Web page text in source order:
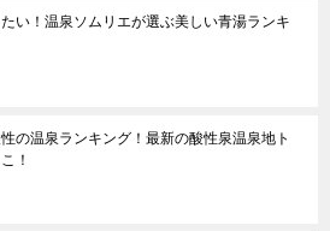
い！温泉ソムリエが選ぶ美しい青湯ランキ
の温泉ランキング！最新の酸性泉温泉地ト
！